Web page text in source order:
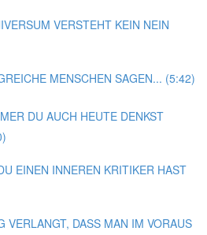
VERSTEHT KEIN NEIN
MENSCHEN SAGEN... (5:42)
DU AUCH HEUTE DENKST
EINEN INNEREN KRITIKER HAST
VERLANGT, DASS MAN IM VORAUS